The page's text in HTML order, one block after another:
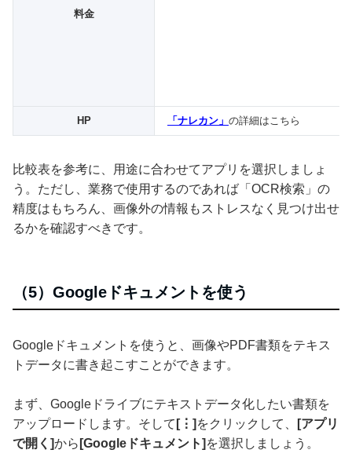
料金
HP 「ナレカン」 の詳細はこちら
比較表を参考に、用途に合わせてアプリを選択しましょ
う。ただし、業務で使用するのであれば「OCR検索」の
精度はもちろん、画像外の情報もストレスなく見つけ出せ
るかを確認すべきです。
（5）Googleドキュメントを使う
Googleドキュメントを使うと、画像やPDF書類をテキス
トデータに書き起こすことができます。
まず、Googleドライブにテキストデータ化したい書類を
アップロードします。そして [⋮] をクリックして、
[アプリ
で開く]から [Googleドキュメント] を選択しましょう。